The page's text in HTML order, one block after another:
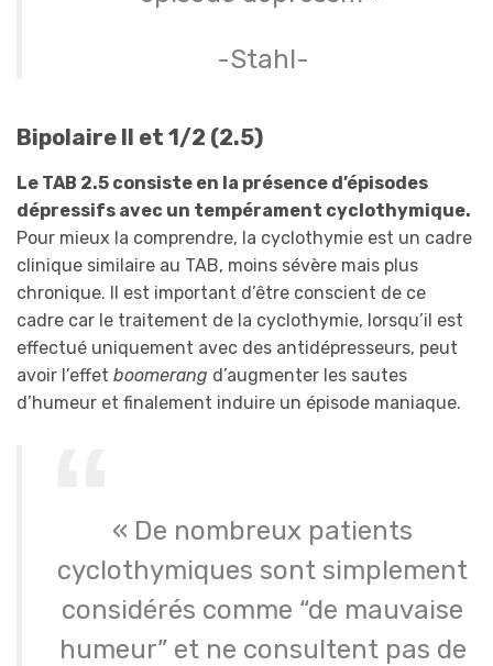
-Stahl-
Bipolaire II et 1/2 (2.5)
Le TAB 2.5 consiste en la présence d’épisodes
dépressifs avec un tempérament cyclothymique.
Pour mieux la comprendre, la cyclothymie est un cadre
clinique similaire au TAB, moins sévère mais plus
chronique. Il est important d’être conscient de ce
cadre car le traitement de la cyclothymie, lorsqu’il est
effectué uniquement avec des antidépresseurs, peut
avoir l’effet boomerang d’augmenter les sautes
d’humeur et finalement induire un épisode maniaque.
« De nombreux patients
cyclothymiques sont simplement
considérés comme “de mauvaise
humeur” et ne consultent pas de